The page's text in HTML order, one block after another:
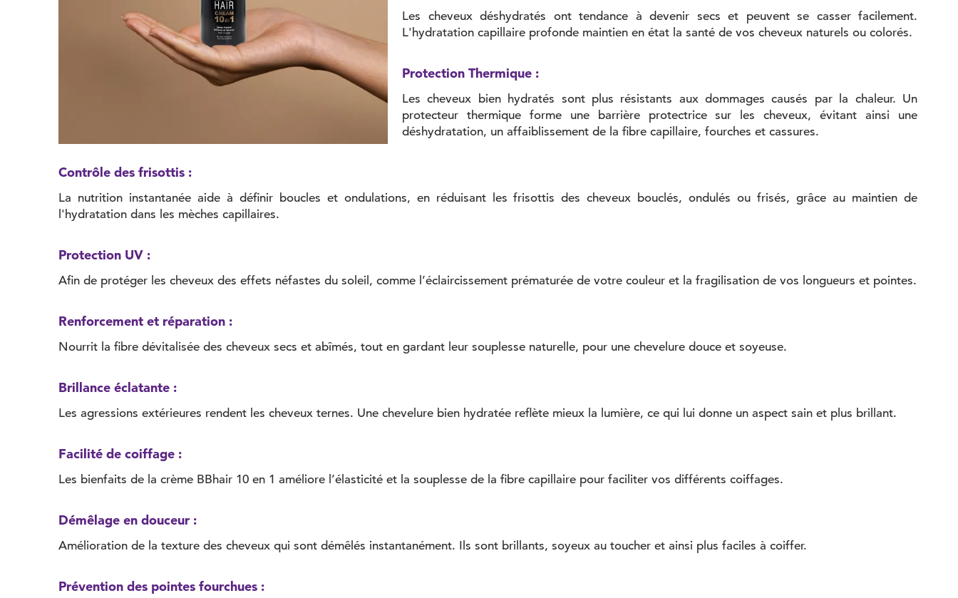
Les cheveux déshydratés ont tendance à devenir secs et peuvent se casser facilement.
L'hydratation capillaire profonde maintien en état la santé de vos cheveux naturels ou colorés.
Protection Thermique :
Les cheveux bien hydratés sont plus résistants aux dommages causés par la chaleur. Un
protecteur thermique forme une barrière protectrice sur les cheveux, évitant ainsi une
déshydratation, un affaiblissement de la fibre capillaire, fourches et cassures.
Contrôle des frisottis :
La nutrition instantanée aide à définir boucles et ondulations, en réduisant les frisottis des cheveux bouclés, ondulés ou frisés, grâce au maintien de
l'hydratation dans les mèches capillaires.
Protection UV :
Afin de protéger les cheveux des effets néfastes du soleil, comme l’éclaircissement prématurée de votre couleur et la fragilisation de vos longueurs et pointes.
Renforcement et réparation :
Nourrit la fibre dévitalisée des cheveux secs et abîmés, tout en gardant leur souplesse naturelle, pour une chevelure douce et soyeuse.
Brillance éclatante :
Les agressions extérieures rendent les cheveux ternes. Une chevelure bien hydratée reflète mieux la lumière, ce qui lui donne un aspect sain et plus brillant.
Facilité de coiffage :
Les bienfaits de la crème BBhair 10 en 1 améliore l’élasticité et la souplesse de la fibre capillaire pour faciliter vos différents coiffages.
Démêlage en douceur :
Amélioration de la texture des cheveux qui sont démêlés instantanément. Ils sont brillants, soyeux au toucher et ainsi plus faciles à coiffer.
Prévention des pointes fourchues :